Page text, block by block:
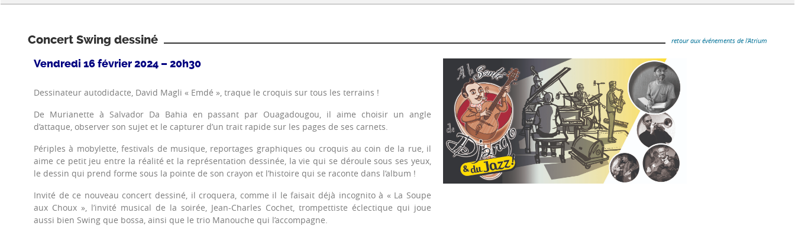
Concert Swing dessiné retour aux événements de l'Atrium
Vendredi 16 février2024 – 20h30
Dessinateur autodidacte, David Magli « Emdé », traque le croquis sur tous les terrains !
De Murianette à Salvador Da Bahia en passant par Ouagadougou, il aime choisir un angle
d’attaque, observer son sujet et le capturer d’un trait rapide sur les pages de ses carnets.
Périples à mobylette, festivals de musique, reportages graphiques ou croquis au coin de la rue, il
aime ce petit jeu entre la réalité et la représentation dessinée, la vie qui se déroule sous ses yeux,
le dessin qui prend forme sous la pointe de son crayon et l’histoire qui se raconte dans l’album !
Invité de ce nouveau concert dessiné, il croquera, comme il le faisait déjà incognito à « La Soupe
aux Choux », l’invité musical de la soirée, Jean-Charles Cochet, trompettiste éclectique qui joue
aussi bien Swing que bossa, ainsi que le trio Manouche qui l’accompagne.